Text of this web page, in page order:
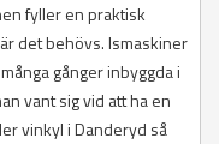
fyller en praktisk
det behövs. Ismaskiner
gånger inbyggda i
vant sig vid att ha en
vinkyl i Danderyd så